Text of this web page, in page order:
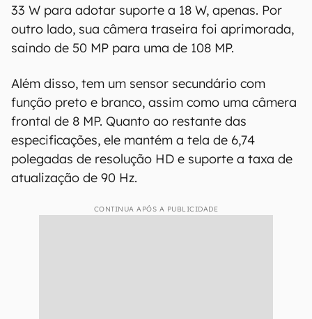
33 W para adotar suporte a 18 W, apenas. Por
outro lado, sua câmera traseira foi aprimorada,
saindo de 50 MP para uma de 108 MP.
Além disso, tem um sensor secundário com
função preto e branco, assim como uma câmera
frontal de 8 MP. Quanto ao restante das
especificações, ele mantém a tela de 6,74
polegadas de resolução HD e suporte a taxa de
atualização de 90 Hz.
CONTINUA APÓS A PUBLICIDADE